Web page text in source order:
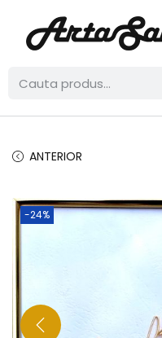
ANTERIOR
-24%